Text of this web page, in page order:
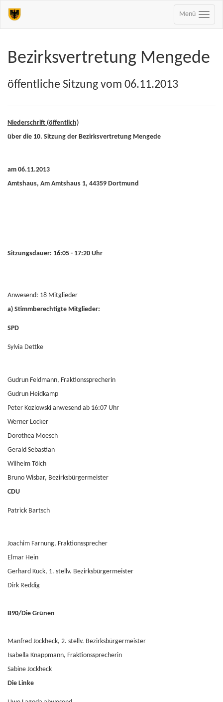
Menü
Bezirksvertretung Mengede
öffentliche Sitzung vom 06.11.2013
Niederschrift (öffentlich)
über die 10. Sitzung der Bezirksvertretung Mengede
am 06.11.2013
Amtshaus, Am Amtshaus 1, 44359 Dortmund
Sitzungsdauer: 16:05 - 17:20 Uhr
Anwesend: 18 Mitglieder
a) Stimmberechtigte Mitglieder:
SPD
Sylvia Dettke
Gudrun Feldmann, Fraktionssprecherin
Gudrun Heidkamp
Peter Kozlowski anwesend ab 16:07 Uhr
Werner Locker
Dorothea Moesch
Gerald Sebastian
Wilhelm Tölch
Bruno Wisbar, Bezirksbürgermeister
CDU
Patrick Bartsch
Joachim Farnung, Fraktionssprecher
Elmar Hein
Gerhard Kuck, 1. stellv. Bezirksbürgermeister
Dirk Reddig
B90/Die Grünen
Manfred Jockheck, 2. stellv. Bezirksbürgermeister
Isabella Knappmann, Fraktionssprecherin
Sabine Jockheck
Die Linke